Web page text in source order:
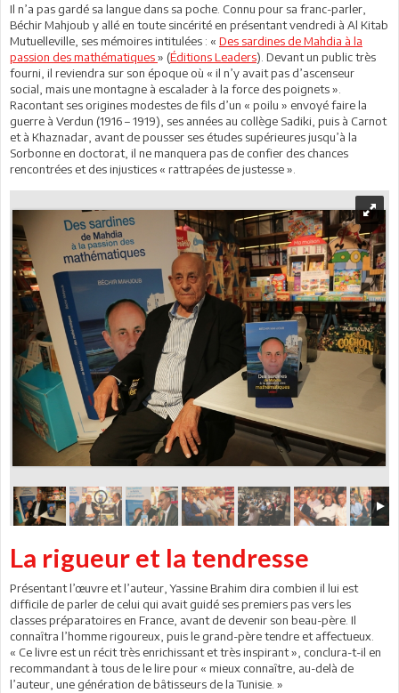
Il n’a pas gardé sa langue dans sa poche. Connu pour sa franc-parler,
Béchir Mahjoub y allé en toute sincérité en présentant vendredi à Al Kitab
Mutuelleville, ses mémoires intitulées : « Des sardines de Mahdia à la
passion des mathématiques» (Éditions Leaders). Devant un public très
fourni, il reviendra sur son époque où « il n’y avait pas d’ascenseur
social, mais une montagne à escalader à la force des poignets ».
Racontant ses origines modestes de fils d’un « poilu » envoyé faire la
guerre à Verdun (1916 – 1919), ses années au collège Sadiki, puis à Carnot
et à Khaznadar, avant de pousser ses études supérieures jusqu’à la
Sorbonne en doctorat, il ne manquera pas de confier des chances
rencontrées et des injustices « rattrapées de justesse ».
La rigueur et la tendresse
Présentant l’œuvre et l’auteur, Yassine Brahim dira combien il lui est
difficile de parler de celui qui avait guidé ses premiers pas vers les
classes préparatoires en France, avant de devenir son beau-père. Il
connaîtra l’homme rigoureux, puis le grand-père tendre et affectueux.
« Ce livre est un récit très enrichissant et très inspirant », conclura-t-il en
recommandant à tous de le lire pour « mieux connaître, au-delà de
l’auteur, une génération de bâtisseurs de la Tunisie. »